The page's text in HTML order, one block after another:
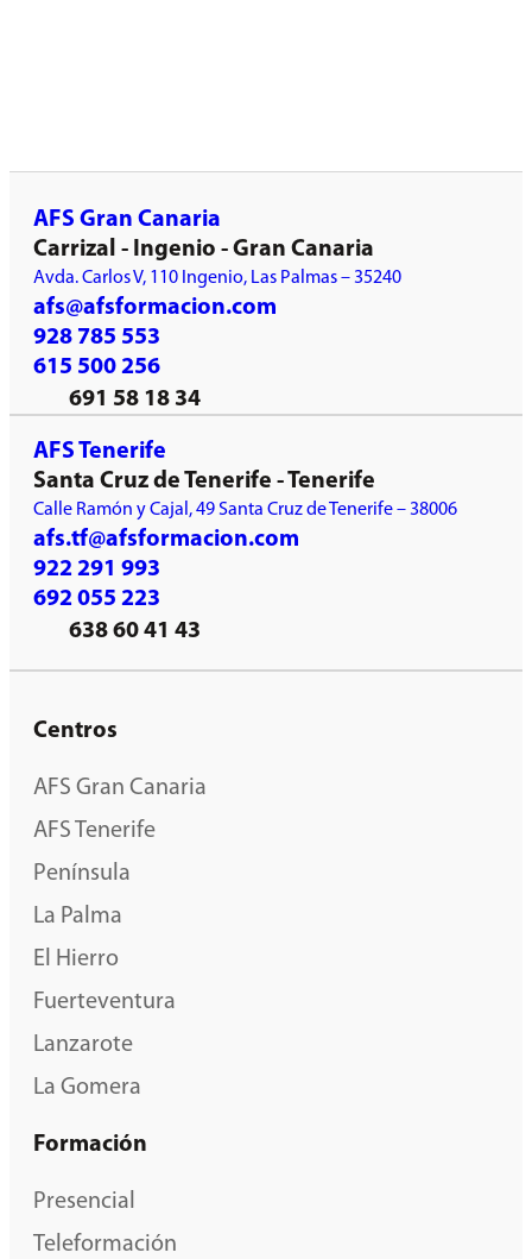
AFS Gran Canaria
Carrizal - Ingenio - Gran Canaria
Avda. Carlos V, 110 Ingenio, Las Palmas – 35240
afs@afsformacion.com
928 785 553
615 500 256
691 58 18 34
AFS Tenerife
Santa Cruz de Tenerife - Tenerife
Calle Ramón y Cajal, 49 Santa Cruz de Tenerife – 38006
afs.tf@afsformacion.com
922 291 993
692 055 223
638 60 41 43
Centros
AFS Gran Canaria
AFS Tenerife
Península
La Palma
El Hierro
Fuerteventura
Lanzarote
La Gomera
Formación
Presencial
Teleformación